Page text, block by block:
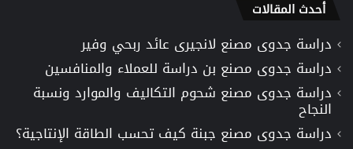
أحدث المقالات
دراسة جدوى مصنع لانجيرى عائد ربحي وفير
دراسة جدوى مصنع بن دراسة للعملاء والمنافسين
دراسة جدوى مصنع شحوم التكاليف والموارد ونسبة
النجاح
دراسة جدوى مصنع جبنة كيف تحسب الطاقة الإنتاجية؟